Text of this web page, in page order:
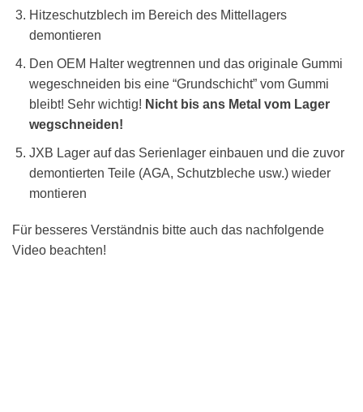
Hitzeschutzblech im Bereich des Mittellagers
demontieren
Den OEM Halter wegtrennen und das originale Gummi
wegeschneiden bis eine “Grundschicht” vom Gummi
bleibt! Sehr wichtig! Nicht bis ans Metal vom Lager
wegschneiden!
JXB Lager auf das Serienlager einbauen und die zuvor
demontierten Teile (AGA, Schutzbleche usw.) wieder
montieren
Für besseres Verständnis bitte auch das nachfolgende
Video beachten!